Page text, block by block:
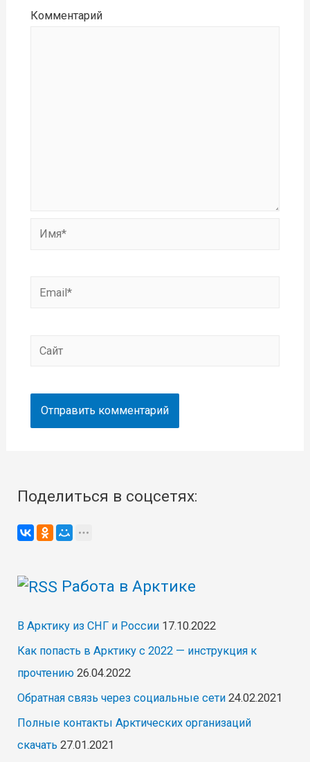
Комментарий
Имя*
Email*
Сайт
Поделиться в соцсетях:
Работа в Арктике
В Арктику из СНГ и России 17.10.2022
Как попасть в Арктику с 2022 — инструкция к
прочтению 26.04.2022
Обратная связь через социальные сети 24.02.2021
Полные контакты Арктических организаций
скачать 27.01.2021